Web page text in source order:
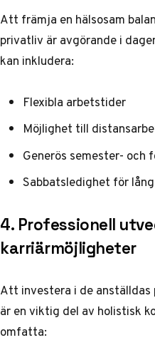
Att främja en hälsosam
privatliv är avgörande i
kan inkludera:
Flexibla arbetstider
Möjlighet till
Generös semester- och
Sabbatsledighet för
4. Professionell
karriärmöjligheter
Att investera i de
är en viktig del av holistisk
omfatta: